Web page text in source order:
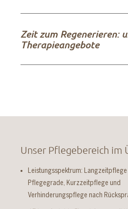
Zeit zum Regenerieren:
Therapieangebote
Unser Pflegebereich im
Leistungsspektrum:
Pflegegrade, Kurzzeitpflege und
Verhinderungspflege nach